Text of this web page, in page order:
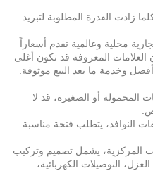
زادت القدرة المطلوبة لتبريد
محلية وعالمية تقدم أسعاراً
العلامات المعروفة قد تكون أغلى
أفضل وخدمة ما بعد البيع موثوقة.
المحمولة أو الصغيرة، قد لا
النوافذ، يتطلب فتحة مناسبة
المركزية، يشمل تصميم وتركيب
التوصيلات الكهربائية،